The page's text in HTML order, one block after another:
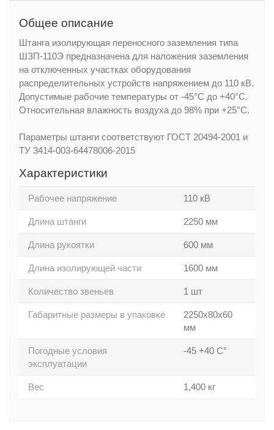
Общее описание
Штанга изолирующая переносного заземления типа
ШЗП-110Э предназначена для наложения заземления
на отключенных участках оборудования
распределительных устройств напряжением до 110 кВ.
Допустимые рабочие температуры от -45°С до +40°С.
Относительная влажность воздуха до 98% при +25°С.
Параметры штанги соответствуют ГОСТ 20494-2001 и
ТУ 3414-003-64478006-2015
Характеристики
Рабочее напряжение 110 кВ
Длина штанги 2250 мм
Длина рукоятки 600 мм
Длина изолирующей части 1600 мм
Количество звеньев 1 шт
Габаритные размеры в упаковке
2250x80x60
мм
Погодные условия
эксплуатации
-45 +40 С°
Вес 1,400 кг